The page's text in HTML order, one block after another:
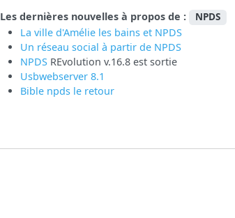
Les dernières nouvelles à propos de :
NPDS
La ville d'Amélie les bains et NPDS
Un réseau social à partir de NPDS
NPDS REvolution v.16.8 est sortie
Usbwebserver 8.1
Bible npds le retour